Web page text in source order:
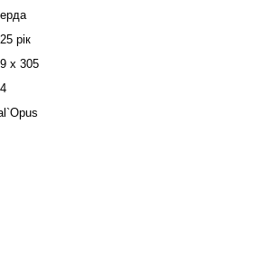
рік
х 305